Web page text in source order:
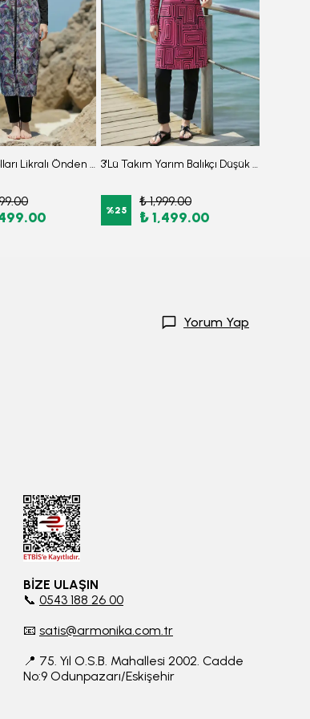
3'lü Takım Kolları Likralı Önden Fermuarlı Yırtmaçlı Maksi Burkini Tesettür Mayo D27 3'Lü Takım Yarım Balıkçı Düşük Omuz Yarasakol Likralı Kumaş Burkini Tesettür Mayo D7
%25
₺ 1,999.00
₺ 1,499.00
Yorum Yap
BİZE ULAŞIN
📞 0543 188 26 00
📧 satis@armonika.com.tr
📍 75. Yıl O.S.B. Mahallesi 2002. Cadde
No:9 Odunpazarı/Eskişehir